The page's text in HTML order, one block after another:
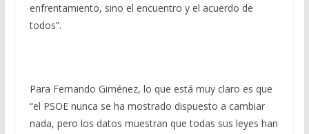
enfrentamiento, sino el encuentro y el acuerdo de
todos”.
Para Fernando Giménez, lo que está muy claro es que
“el PSOE nunca se ha mostrado dispuesto a cambiar
nada, pero los datos muestran que todas sus leyes han